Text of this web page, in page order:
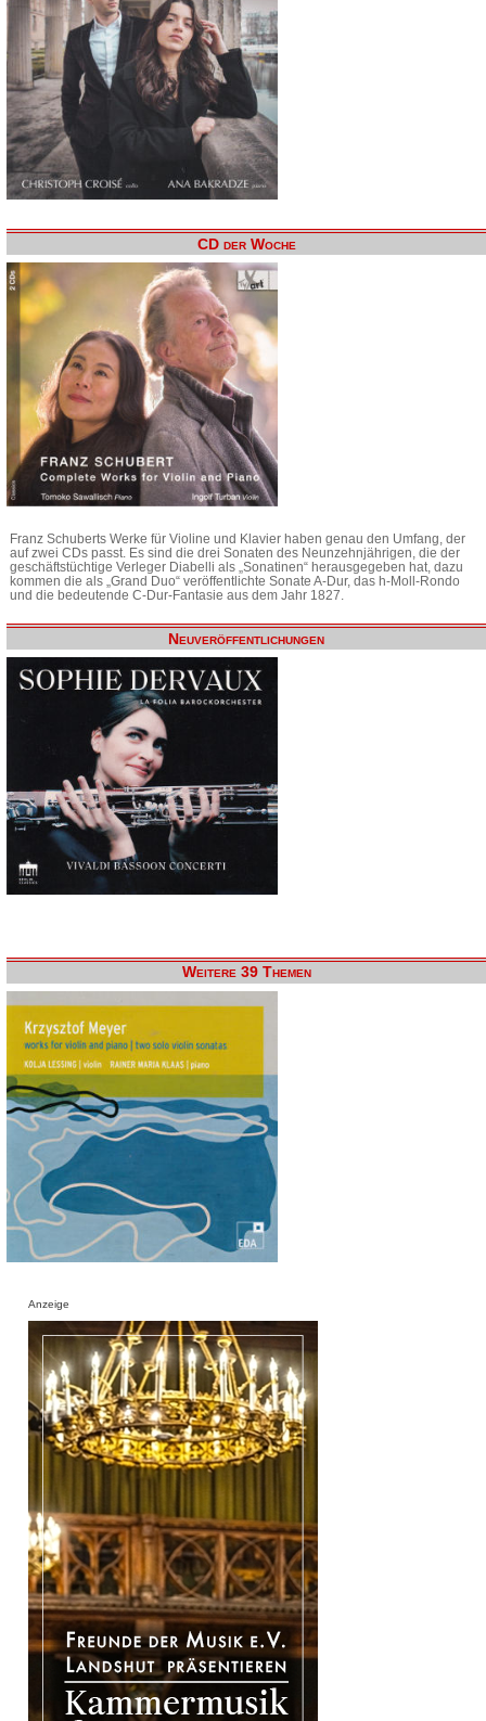
CD der Woche
Franz Schuberts Werke für Violine und Klavier haben genau den Umfang, der
auf zwei CDs passt. Es sind die drei Sonaten des Neunzehnjährigen, die der
geschäftstüchtige Verleger Diabelli als „Sonatinen“ herausgegeben hat, dazu
kommen die als „Grand Duo“ veröffentlichte Sonate A-Dur, das h-Moll-Rondo
und die bedeutende C-Dur-Fantasie aus dem Jahr 1827.
Neuveröffentlichungen
Weitere 39 Themen
Anzeige